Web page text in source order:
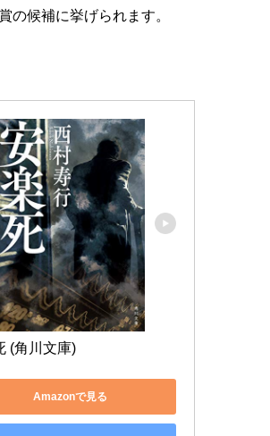
の候補に挙げられます。
(角川文庫)
Amazonで見る